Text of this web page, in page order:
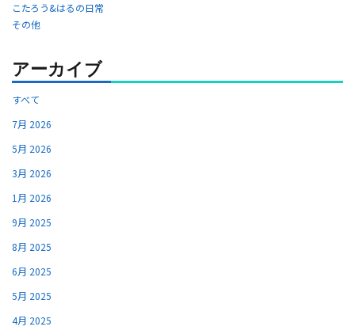
こたろう&はるの日常
その他
アーカイブ
すべて
7月 2026
5月 2026
3月 2026
1月 2026
9月 2025
8月 2025
6月 2025
5月 2025
4月 2025